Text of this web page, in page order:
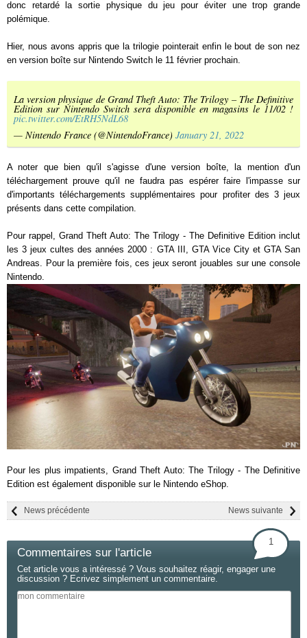
donc retardé la sortie physique du jeu pour éviter une trop grande
polémique.
Hier, nous avons appris que la trilogie pointerait enfin le bout de son nez
en version boîte sur Nintendo Switch le 11 février prochain.
La version physique de Grand Theft Auto: The Trilogy – The Definitive
Edition sur Nintendo Switch sera disponible en magasins le 11/02 !
pic.twitter.com/EtRH5NdL68
— Nintendo France (@NintendoFrance) January 21, 2022
A noter que bien qu'il s'agisse d'une version boîte, la mention d'un
téléchargement prouve qu'il ne faudra pas espérer faire l'impasse sur
d'importants téléchargements supplémentaires pour profiter des 3 jeux
présents dans cette compilation.
Pour rappel, Grand Theft Auto: The Trilogy - The Definitive Edition inclut
les 3 jeux cultes des années 2000 : GTA III, GTA Vice City et GTA San
Andreas. Pour la première fois, ces jeux seront jouables sur une console
Nintendo.
Pour les plus impatients, Grand Theft Auto: The Trilogy - The Definitive
Edition est également disponible sur le Nintendo eShop.
News suivante
News précédente
Commentaires sur l'article
1
Cet article vous a intéressé ? Vous souhaitez réagir, engager une
discussion ? Ecrivez simplement un commentaire.